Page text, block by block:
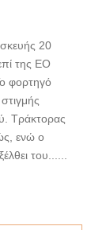
20
της ΕΟ
φορτηγό
Τράκτορας
ενώ ο
του......